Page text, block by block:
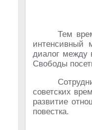
Тем
интенсивный
диалог между
Свободы
советских
развитие
повестка.